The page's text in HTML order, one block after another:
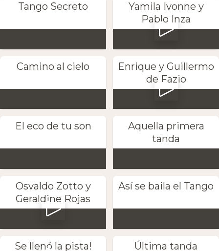
Tango Secreto
Yamila Ivonne y
Pablo Inza
Camino al cielo
Enrique y Guillermo
de Fazio
El eco de tu son
Aquella primera
tanda
Osvaldo Zotto y
Geraldine Rojas
Así se baila el Tango
Se llenó la pista! Última tanda